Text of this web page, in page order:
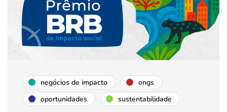
negócios de impacto
ongs
oportunidades
sustentabilidade